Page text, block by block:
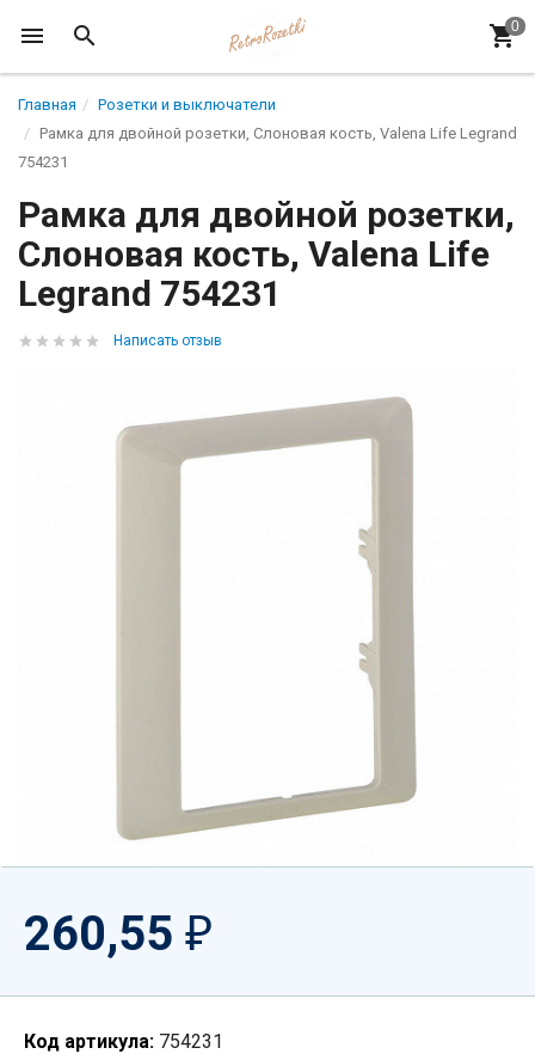
Главная
Розетки и выключатели
Рамка для двойной розетки, Слоновая кость, Valena Life Legrand
754231
Рамка для двойной розетки,
Слоновая кость, Valena Life
Legrand 754231
Написать отзыв
260,55 ₽
Код артикула: 754231